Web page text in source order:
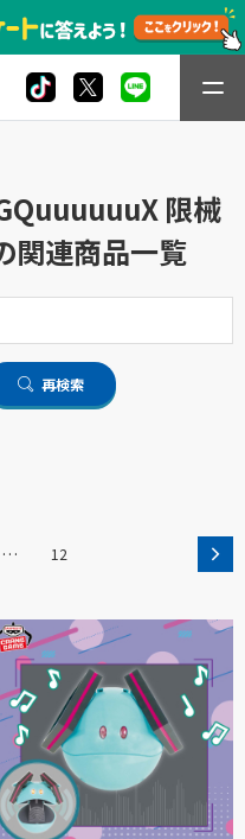
限械
関連商品一覧
再検索
… 12